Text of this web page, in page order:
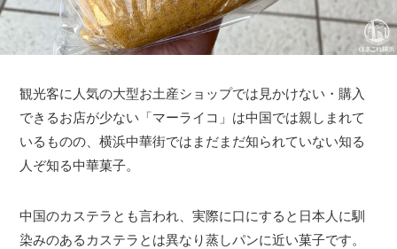
観光客に人気の大型お土産ショップでは見かけない・購入
できるお店が少ない「マーライコ」は中国では親しまれて
いるものの、横浜中華街ではまだまだ知られていない知る
人ぞ知る中華菓子。
中国のカステラとも言われ、実際に口にすると日本人に馴
染みのあるカステラとは異なり蒸しパンに近い菓子です。